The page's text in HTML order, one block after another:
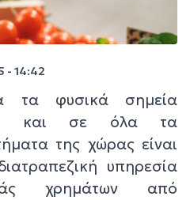
- 14:42
τα φυσικά σημεία
και σε όλα τα
της χώρας είναι
υπηρεσία
χρημάτων από